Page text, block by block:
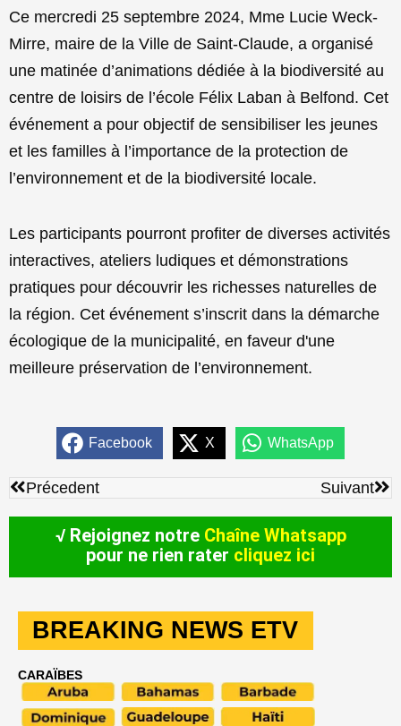
Ce mercredi 25 septembre 2024, Mme Lucie Weck-
Mirre, maire de la Ville de Saint-Claude, a organisé
une matinée d’animations dédiée à la biodiversité au
centre de loisirs de l’école Félix Laban à Belfond. Cet
événement a pour objectif de sensibiliser les jeunes
et les familles à l’importance de la protection de
l’environnement et de la biodiversité locale.
Les participants pourront profiter de diverses activités
interactives, ateliers ludiques et démonstrations
pratiques pour découvrir les richesses naturelles de
la région. Cet événement s’inscrit dans la démarche
écologique de la municipalité, en faveur d'une
meilleure préservation de l’environnement.
Facebook X WhatsApp
Précédent
Précedent Suivant
√ Rejoignez notre Chaîne Whatsapp
pour ne rien rater cliquez ici
BREAKING NEWS ETV
CARAÏBES